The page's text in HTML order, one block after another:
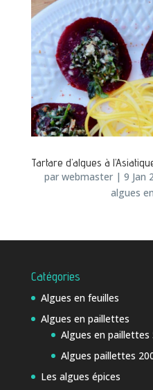
Tartare d’algues à
par webmaster| 9 Jan
algues
Catégories
Algues en feuilles
Algues en paillettes
Algues en paillettes
Algues paillettes
Les algues épices